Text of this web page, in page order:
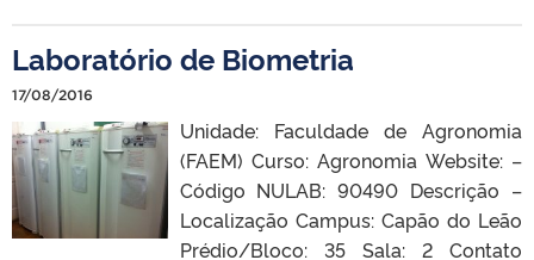
Laboratório de Biometria
17/08/2016
Unidade: Faculdade de Agronomia
(FAEM) Curso: Agronomia Website: –
Código NULAB: 90490 Descrição –
Localização Campus: Capão do Leão
Prédio/Bloco: 35 Sala: 2 Contato